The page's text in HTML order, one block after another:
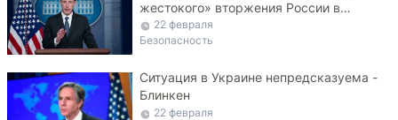
жестокого» вторжения России в
Украину
22 февраля
Безопасность
Ситуация в Украине непредсказуема -
Блинкен
22 февраля